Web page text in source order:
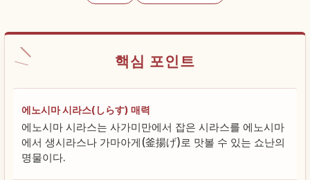
핵심 포인트
에노시마 시라스(しらす) 매력
에노시마 시라스는 사가미만에서 잡은 시라스를 에노시마
에서 생시라스나 가마아게(釜揚げ)로 맛볼 수 있는 쇼난의
명물이다.